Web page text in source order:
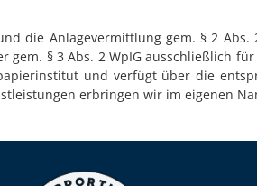
die Anlagevermittlung gem. § 2
gem. § 3 Abs. 2 WpIG ausschließlich
und verfügt über die
erbringen wir im eigenen